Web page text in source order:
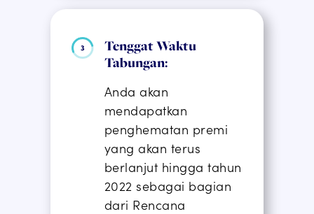
Tenggat Waktu
Tabungan:
Anda akan
mendapatkan
penghematan premi
yang akan terus
berlanjut hingga tahun
2022 sebagai bagian
dari Rencana